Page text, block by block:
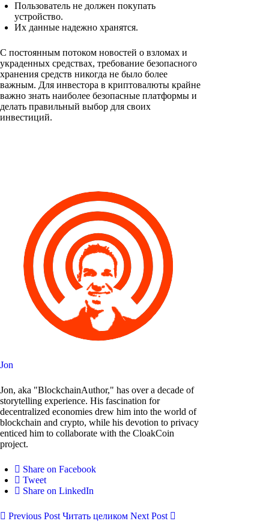
Пользователь не должен покупать
устройство.
Их данные надежно хранятся.
С постоянным потоком новостей о взломах и
украденных средствах, требование безопасного
хранения средств никогда не было более
важным. Для инвестора в криптовалюты крайне
важно знать наиболее безопасные платформы и
делать правильный выбор для своих
инвестиций.
Jon
Jon, aka "BlockchainAuthor," has over a decade of
storytelling experience. His fascination for
decentralized economies drew him into the world of
blockchain and crypto, while his devotion to privacy
enticed him to collaborate with the CloakCoin
project.
Share on Facebook
Tweet
Share on LinkedIn
Previous PostЧитать целиком Next Post